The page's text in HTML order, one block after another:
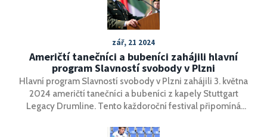
zář, 21 2024
Američtí tanečníci a bubeníci zahájili hlavní
program Slavností svobody v Plzni
Hlavní program Slavností svobody v Plzni zahájili 3. května
2024 američtí tanečníci a bubeníci z kapely Stuttgart
Legacy Drumline. Tento každoroční festival připomíná
Slavnosti zahrnují různé aktivity, včetně memoriálních aktů